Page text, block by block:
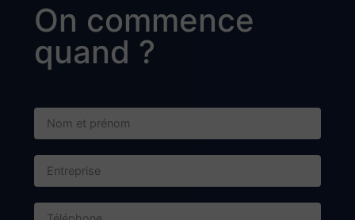
On commence
quand ?